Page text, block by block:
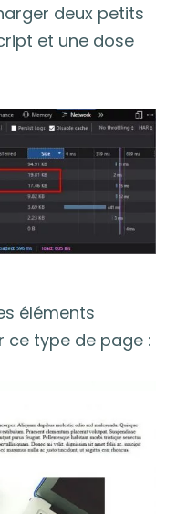
deux petits
et une dose
éléments
ce type de page :